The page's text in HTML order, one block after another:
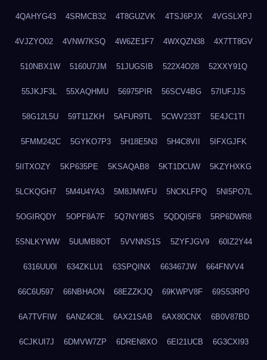
4QAHYG43 4SRMCB32 4T8GUZVK 4TSJ6PJX 4VGSLXPJ
4VJZYO02 4VNW7KSQ 4W6ZE1F7 4WXQZN38 4X7TT8GV
510NBX1W 5160U7JM 51JUGSIB 522X4O28 52XXY91Q
55JKJF3L 55XAQHMU 56975PIR 56SCV4BG 57IUFJJS
58G12L5U 59T11ZKH 5AFUR9TL 5CWV233T 5E4JC1TI
5FMM242C 5GYKO7P3 5H18E5N3 5H4C8VII 5IFXGJFK
5IITXOZY 5KP635PE 5KSAQAB8 5KT1DCUW 5KZYHXKG
5LCKQGH7 5M4U4YA3 5M8JMWFU 5NCKLFPQ 5NI5PO7L
5OGIRQDY 5OPF8A7F 5Q7NY9BS 5QDQI5F8 5RP6DWR8
5SNLKYWW 5UUMB8OT 5VVNNS1S 5ZYFJGV9 60IZ2Y44
6316UU0I 634ZKLU1 63SPQINX 663467JW 664FNVV4
66C6U597 66NBHAON 68EZZKJQ 69KWPV8F 69S53RP0
6A7TVFIW 6ANZ4C8L 6AX21SAB 6AX80CNX 6B0V87BD
6CJKUI7J 6DMVW7ZP 6DREN8XO 6EI21UCB 6G3CXI93